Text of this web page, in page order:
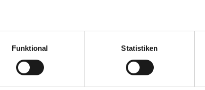
Co KG
Funktional Statistiken